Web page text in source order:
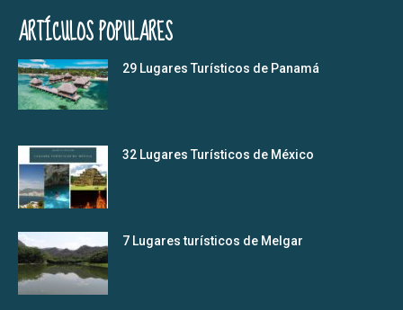
ARTÍCULOS POPULARES
29 Lugares Turísticos de Panamá
32 Lugares Turísticos de México
7 Lugares turísticos de Melgar